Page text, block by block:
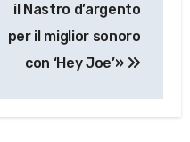
il Nastro d’argento
per il miglior sonoro
con ‘Hey Joe’»